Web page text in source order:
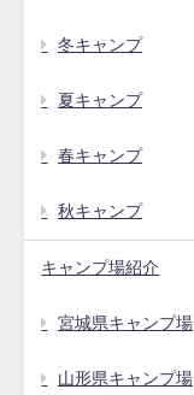
冬キャンプ
夏キャンプ
春キャンプ
秋キャンプ
キャンプ場紹介
宮城県キャンプ場
山形県キャンプ場